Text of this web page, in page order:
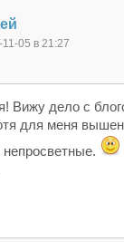
05 в 21:27
Вижу дело с
для меня